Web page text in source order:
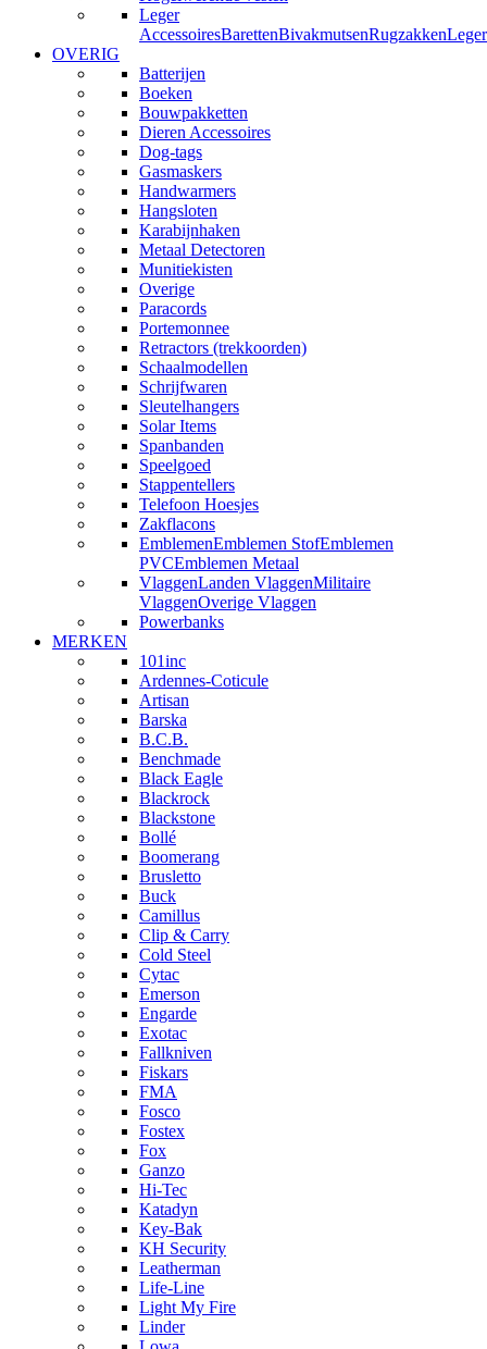
Leger
AccessoiresBarettenBivakmutsenRugzakken
OVERIG
Batterijen
Boeken
Bouwpakketten
Dieren Accessoires
Dog-tags
Gasmaskers
Handwarmers
Hangsloten
Karabijnhaken
Metaal Detectoren
Munitiekisten
Overige
Paracords
Portemonnee
Retractors (trekkoorden)
Schaalmodellen
Schrijfwaren
Sleutelhangers
Solar Items
Spanbanden
Speelgoed
Stappentellers
Telefoon Hoesjes
Zakflacons
EmblemenEmblemen StofEmblemen
PVCEmblemen Metaal
VlaggenLanden VlaggenMilitaire
VlaggenOverige Vlaggen
Powerbanks
MERKEN
101inc
Ardennes-Coticule
Artisan
Barska
B.C.B.
Benchmade
Black Eagle
Blackrock
Blackstone
Bollé
Boomerang
Brusletto
Buck
Camillus
Clip & Carry
Cold Steel
Cytac
Emerson
Engarde
Exotac
Fallkniven
Fiskars
FMA
Fosco
Fostex
Fox
Ganzo
Hi-Tec
Katadyn
Key-Bak
KH Security
Leatherman
Life-Line
Light My Fire
Linder